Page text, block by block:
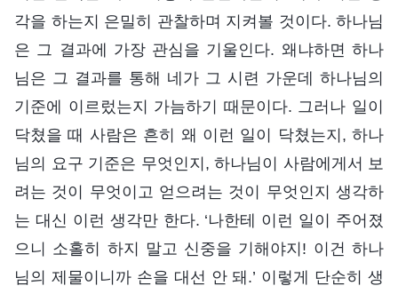
각을 하는지 은밀히 관찰하며 지켜볼 것이다. 하나님
은 그 결과에 가장 관심을 기울인다. 왜냐하면 하나
님은 그 결과를 통해 네가 그 시련 가운데 하나님의
기준에 이르렀는지 가늠하기 때문이다. 그러나 일이
닥쳤을 때 사람은 흔히 왜 이런 일이 닥쳤는지, 하나
님의 요구 기준은 무엇인지, 하나님이 사람에게서 보
려는 것이 무엇이고 얻으려는 것이 무엇인지 생각하
는 대신 이런 생각만 한다. ‘나한테 이런 일이 주어졌
으니 소홀히 하지 말고 신중을 기해야지! 이건 하나
님의 제물이니까 손을 대선 안 돼.’ 이렇게 단순히 생